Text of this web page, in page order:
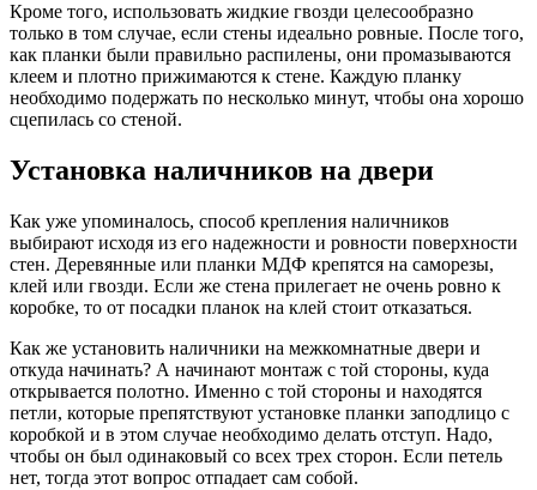
Кроме того, использовать жидкие гвозди целесообразно
только в том случае, если стены идеально ровные. После того,
как планки были правильно распилены, они промазываются
клеем и плотно прижимаются к стене. Каждую планку
необходимо подержать по несколько минут, чтобы она хорошо
сцепилась со стеной.
Установка наличников на двери
Как уже упоминалось, способ крепления наличников
выбирают исходя из его надежности и ровности поверхности
стен. Деревянные или планки МДФ крепятся на саморезы,
клей или гвозди. Если же стена прилегает не очень ровно к
коробке, то от посадки планок на клей стоит отказаться.
Как же установить наличники на межкомнатные двери и
откуда начинать? А начинают монтаж с той стороны, куда
открывается полотно. Именно с той стороны и находятся
петли, которые препятствуют установке планки заподлицо с
коробкой и в этом случае необходимо делать отступ. Надо,
чтобы он был одинаковый со всех трех сторон. Если петель
нет, тогда этот вопрос отпадает сам собой.